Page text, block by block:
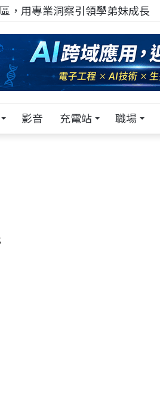
，用專業洞察引領學弟妹成長
影音 充電站 職場